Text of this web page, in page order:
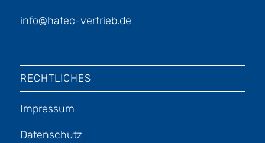
info@hatec-vertrieb.de
RECHTLICHES
Impressum
Datenschutz